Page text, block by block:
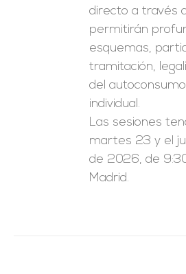
directo a través
permitirán
esquemas,
tramitación,
del
individual.
Las sesiones
martes 23 y el
de 2026, de
Madrid.